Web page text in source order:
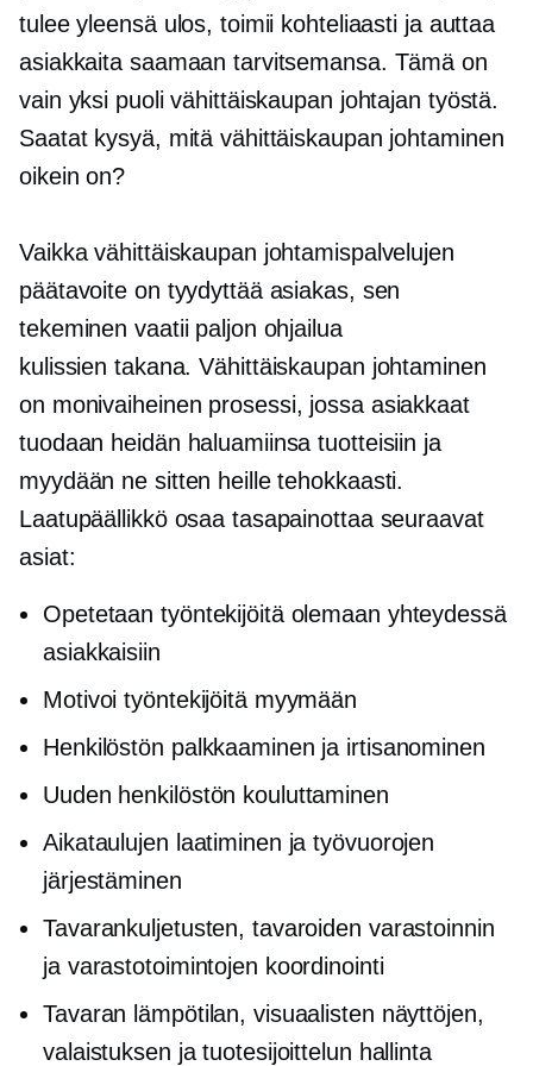
tulee yleensä ulos, toimii kohteliaasti ja auttaa
asiakkaita saamaan tarvitsemansa. Tämä on
vain yksi puoli vähittäiskaupan johtajan työstä.
Saatat kysyä, mitä vähittäiskaupan johtaminen
oikein on?
Vaikka vähittäiskaupan johtamispalvelujen
päätavoite on tyydyttää asiakas, sen
tekeminen vaatii paljon ohjailua
kulissien takana. Vähittäiskaupan johtaminen
on monivaiheinen prosessi, jossa asiakkaat
tuodaan heidän haluamiinsa tuotteisiin ja
myydään ne sitten heille tehokkaasti.
Laatupäällikkö osaa tasapainottaa seuraavat
asiat:
Opetetaan työntekijöitä olemaan yhteydessä
asiakkaisiin
Motivoi työntekijöitä myymään
Henkilöstön palkkaaminen ja irtisanominen
Uuden henkilöstön kouluttaminen
Aikataulujen laatiminen ja työvuorojen
järjestäminen
Tavarankuljetusten, tavaroiden varastoinnin
ja varastotoimintojen koordinointi
Tavaran lämpötilan, visuaalisten näyttöjen,
valaistuksen ja tuotesijoittelun hallinta